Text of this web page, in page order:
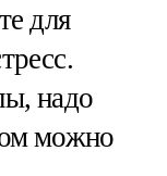
для
надо
можно